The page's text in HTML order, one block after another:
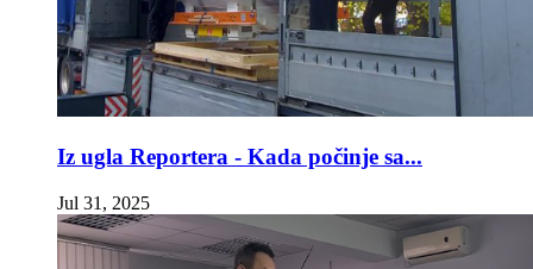
Iz ugla Reportera - Kada počinje sa...
Jul 31, 2025